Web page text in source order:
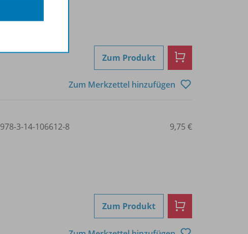
Zum Produkt
Zum Merkzettel hinzufügen
978-3-14-106612-8 9,75 €
Zum Produkt